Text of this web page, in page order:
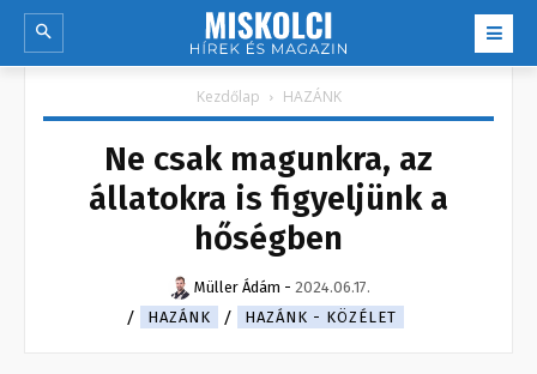
Kezdőlap HAZÁNK
Ne csak magunkra, az
állatokra is figyeljünk a
hőségben
Müller Ádám - 2024.06.17.
HAZÁNK
HAZÁNK - KÖZÉLET